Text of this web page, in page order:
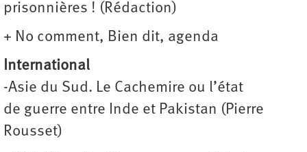
prisonnières ! (Rédaction)
+ No comment, Bien dit, agenda
International
-Asie du Sud. Le Cachemire ou l’état
de guerre entre Inde et Pakistan (Pierre
Rousset)